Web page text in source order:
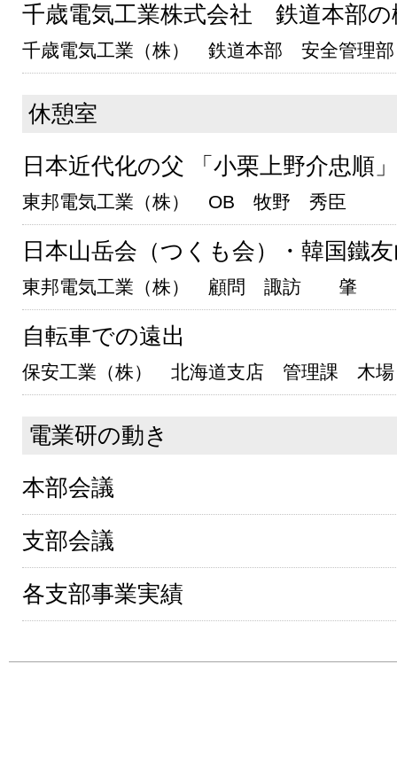
千歳電気工業株式会社 鉄道本部の
千歳電気工業（株） 鉄道本部 安全管理
休憩室
日本近代化の父 「小栗上野介忠順」
東邦電気工業（株） OB 牧野 秀臣
日本山岳会（つくも会）・韓国鐵
東邦電気工業（株） 顧問 諏訪 肇
自転車での遠出
保安工業（株） 北海道支店 管理課 木
電業研の動き
本部会議
支部会議
各支部事業実績